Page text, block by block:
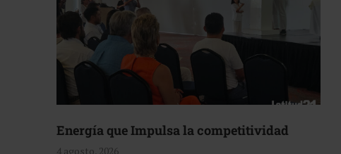
Energía que Impulsa la competitividad
4 agosto, 2026